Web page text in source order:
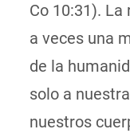
Co 10:31).
a veces una
de la
solo a
nuestros